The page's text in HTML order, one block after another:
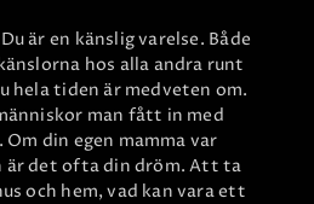
Du är en känslig varelse. Både
hos alla andra runt
hela tiden är medveten om.
man fått in med
din egen mamma var
är det ofta din dröm. Att ta
och hem, vad kan vara ett